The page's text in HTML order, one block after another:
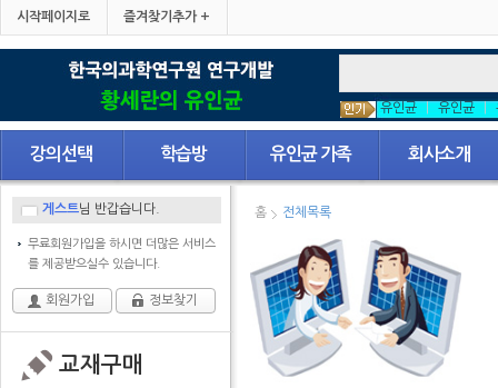
시작페이지로 즐겨찾기추가 +
유인균 유인균
강의선택 학습방 유인균 가족 회사소개
게스트님 반갑습니다.
무료회원가입을 하시면 더많은 서비스
를 제공받으실수 있습니다.
회원가입 정보찾기
교재구매
홈 전체목록